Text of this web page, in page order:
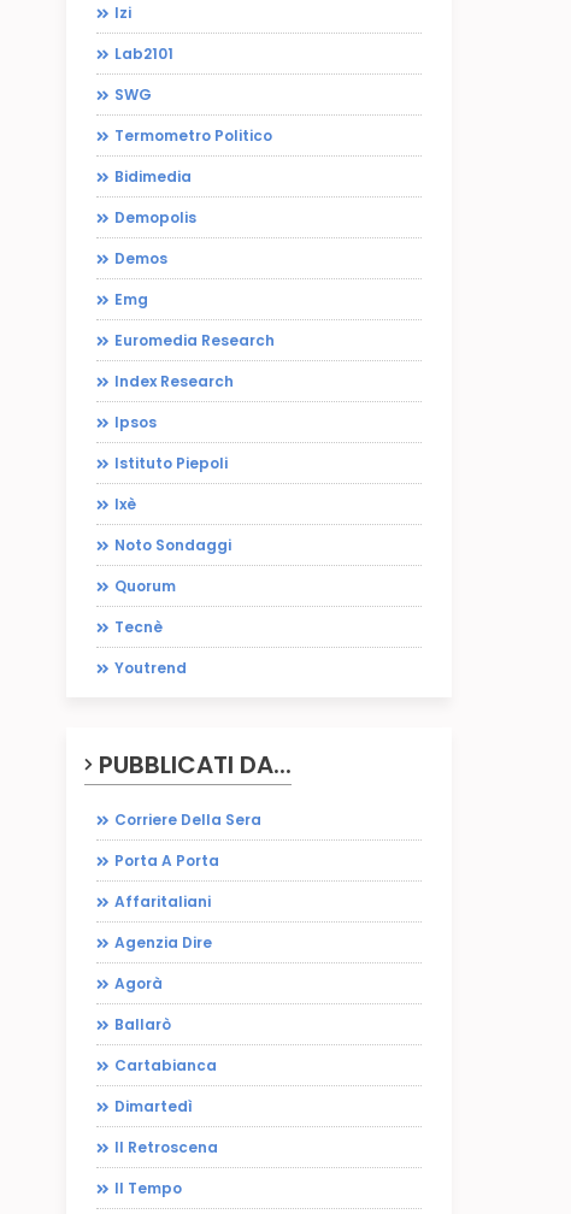
Izi
Lab2101
SWG
Termometro Politico
Bidimedia
Demopolis
Demos
Emg
Euromedia Research
Index Research
Ipsos
Istituto Piepoli
Ixè
Noto Sondaggi
Quorum
Tecnè
Youtrend
PUBBLICATI DA...
Corriere Della Sera
Porta A Porta
Affaritaliani
Agenzia Dire
Agorà
Ballarò
Cartabianca
Dimartedì
Il Retroscena
Il Tempo